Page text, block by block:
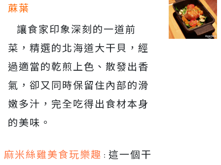
蔴葉
讓食家印象深刻的一道前
菜，精選的北海道大干貝，經
過適當的乾煎上色、散發出香
氣，卻又同時保留住內部的滑
嫩多汁，完全吃得出食材本身
的美味。
麻米絲雞美食玩樂趣 ： 這一個干